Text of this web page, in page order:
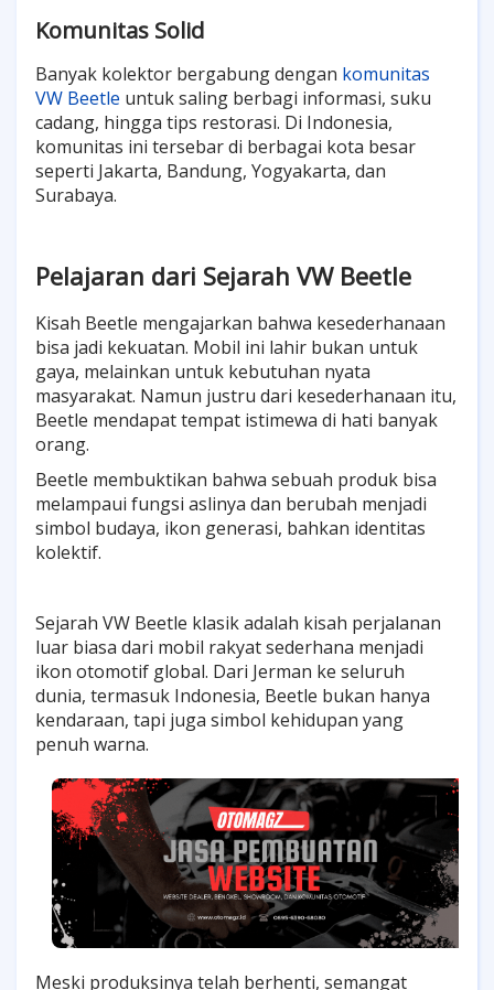
Komunitas Solid
Banyak kolektor bergabung dengan komunitas
VW Beetle untuk saling berbagi informasi, suku
cadang, hingga tips restorasi. Di Indonesia,
komunitas ini tersebar di berbagai kota besar
seperti Jakarta, Bandung, Yogyakarta, dan
Surabaya.
Pelajaran dari Sejarah VW Beetle
Kisah Beetle mengajarkan bahwa kesederhanaan
bisa jadi kekuatan. Mobil ini lahir bukan untuk
gaya, melainkan untuk kebutuhan nyata
masyarakat. Namun justru dari kesederhanaan itu,
Beetle mendapat tempat istimewa di hati banyak
orang.
Beetle membuktikan bahwa sebuah produk bisa
melampaui fungsi aslinya dan berubah menjadi
simbol budaya, ikon generasi, bahkan identitas
kolektif.
Sejarah VW Beetle klasik adalah kisah perjalanan
luar biasa dari mobil rakyat sederhana menjadi
ikon otomotif global. Dari Jerman ke seluruh
dunia, termasuk Indonesia, Beetle bukan hanya
kendaraan, tapi juga simbol kehidupan yang
penuh warna.
Meski produksinya telah berhenti, semangat